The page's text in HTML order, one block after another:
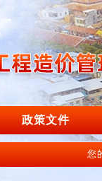
政策文件
您